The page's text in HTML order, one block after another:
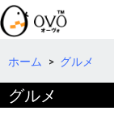
検
索
コ
テ
ツ
へ
ホーム > グルメ
グルメ